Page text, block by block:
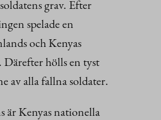
grav. Efter
spelade en
och Kenyas
Därefter hölls en tyst
av alla fallna soldater.
är Kenyas nationella